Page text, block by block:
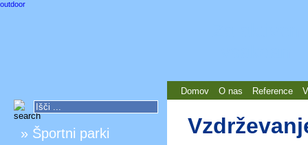
outdoor
Domov O nas Reference
» Športni parki